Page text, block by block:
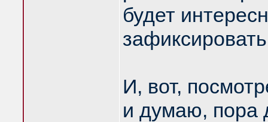
будет
И, вот,
и думаю, пора